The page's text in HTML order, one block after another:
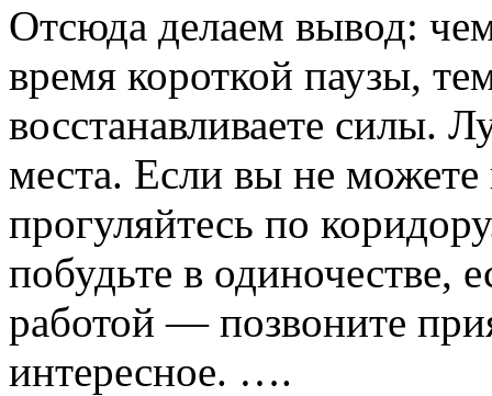
Отсюда делаем вывод:
время короткой паузы,
восстанавливаете силы.
места. Если вы не
прогуляйтесь по
побудьте в одиночестве,
работой — позвоните
интересное. ….